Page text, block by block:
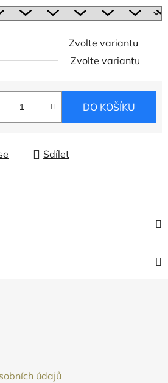
Zvolte variantu
Zvolte variantu
DO KOŠÍKU
Sdílet
údajů